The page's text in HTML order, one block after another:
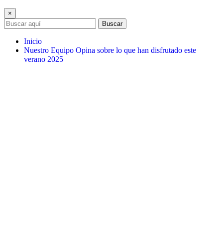
×
Buscar
Inicio
Nuestro Equipo Opina sobre lo que han disfrutado este
verano 2025